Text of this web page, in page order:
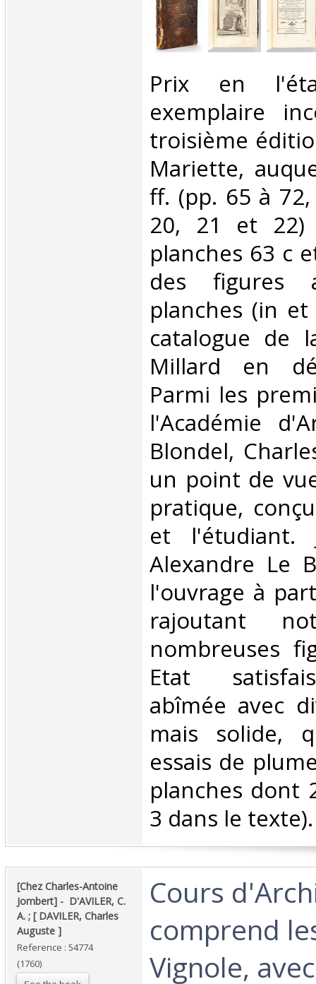
‎Prix en
exemplaire
troisième
Mariette,
ff. (pp. 65 à
20, 21 et 22)
planches 63 c
des figures
planches (in
catalogue de
Millard en
Parmi les
l'Académie
Blondel,
un point de
pratique,
et l'étudiant.
Alexandre Le
l'ouvrage à
rajoutant
nombreuses
Etat
abîmée avec
mais solide,
essais de
planches dont
3 dans le
‎[Chez Charles-Antoine
Jombert] - ‎ ‎D'AVILER, C.
A. ; [ DAVILER, Charles
Auguste ]‎
Reference : 54774
(1760)
‎Cours
comprend
Vignole,